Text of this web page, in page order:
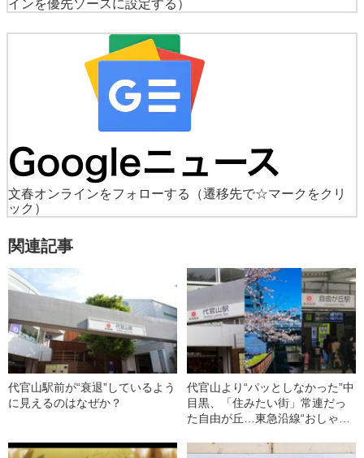
インを優先ソースに設定する）
文春オンラインをフォローする
（遷移先で☆マークをクリ
ック）
関連記事
代官山駅前が“衰退”しているよう
に見えるのはなぜか？
代官山より“パッとしなかった”中
目黒、「住みたい街」常連だっ
た自由が丘…東急沿線“おしゃれ